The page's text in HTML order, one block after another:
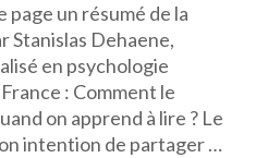
le
cerveau
modifie
pour
apprendre
un résumé de la
Stanislas Dehaene,
en psychologie
: Comment le
on apprend à lire ? Le
intention de partager …